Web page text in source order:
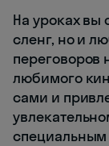
На уроках вы
сленг, но и
переговоров
любимого
сами и